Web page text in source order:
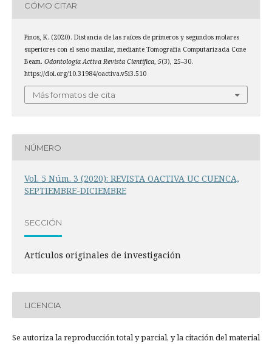
CÓMO CITAR
Pinos, K. (2020). Distancia de las raíces de primeros y segundos molares
superiores con el seno maxilar, mediante Tomografía Computarizada Cone
Beam. Odontología Activa Revista Científica, 5(3), 25–30.
https://doi.org/10.31984/oactiva.v5i3.510
Más formatos de cita
NÚMERO
Vol. 5 Núm. 3 (2020): REVISTA OACTIVA UC CUENCA,
SEPTIEMBRE-DICIEMBRE
SECCIÓN
Artículos originales de investigación
LICENCIA
Se autoriza la reproducción total y parcial, y la citación del material